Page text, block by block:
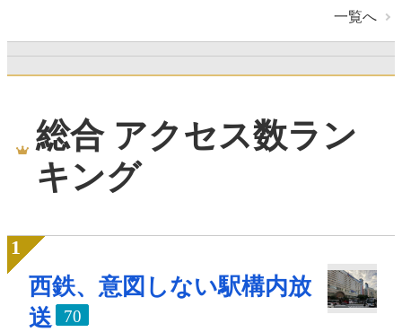
一覧へ
総合 アクセス数ラン
キング
西鉄、意図しない駅構内放
送
70